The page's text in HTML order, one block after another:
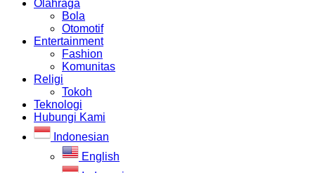
Olahraga
Bola
Otomotif
Entertainment
Fashion
Komunitas
Religi
Tokoh
Teknologi
Hubungi Kami
Indonesian
English